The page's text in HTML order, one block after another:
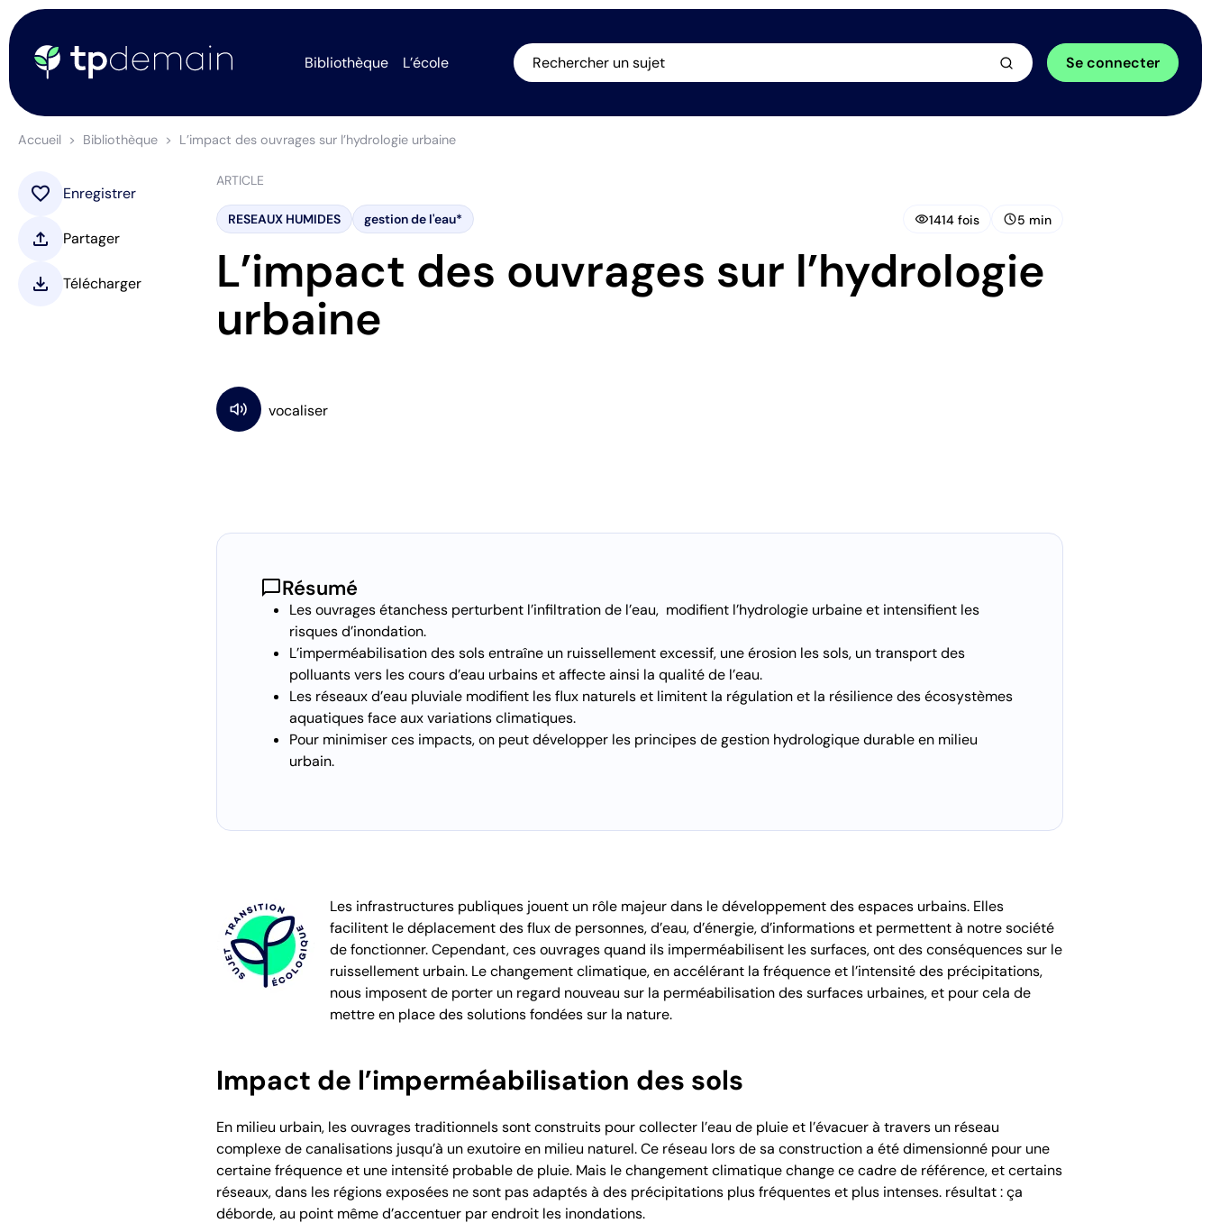
Bibliothèque L’école Rechercher un sujet Se connecter
Accueil Bibliothèque L’impact des ouvrages sur l’hydrologie urbaine
ARTICLE
RESEAUX HUMIDES gestion de l'eau* visibility1414 fois schedule5 min
L’impact des ouvrages sur l’hydrologie
urbaine
chat_bubbleRésumé
Les ouvrages étanchess perturbent l’infiltration de l’eau, modifient l’hydrologie urbaine et intensifient les
risques d’inondation.
L’imperméabilisation des sols entraîne un ruissellement excessif, une érosion les sols, un transport des
polluants vers les cours d’eau urbains et affecte ainsi la qualité de l’eau.
Les réseaux d’eau pluviale modifient les flux naturels et limitent la régulation et la résilience des écosystèmes
aquatiques face aux variations climatiques.
Pour minimiser ces impacts, on peut développer les principes de gestion hydrologique durable en milieu
urbain.
Les infrastructures publiques jouent un rôle majeur dans le développement des espaces urbains. Elles
facilitent le déplacement des flux de personnes, d’eau, d’énergie, d’informations et permettent à notre société
de fonctionner. Cependant, ces ouvrages quand ils imperméabilisent les surfaces, ont des conséquences sur le
ruissellement urbain. Le changement climatique, en accélérant la fréquence et l’intensité des précipitations,
nous imposent de porter un regard nouveau sur la perméabilisation des surfaces urbaines, et pour cela de
mettre en place des solutions fondées sur la nature.
Impact de l’imperméabilisation des sols
En milieu urbain, les ouvrages traditionnels sont construits pour collecter l’eau de pluie et l’évacuer à travers un réseau
complexe de canalisations jusqu’à un exutoire en milieu naturel. Ce réseau lors de sa construction a été dimensionné pour une
certaine fréquence et une intensité probable de pluie. Mais le changement climatique change ce cadre de référence, et certains
réseaux, dans les régions exposées ne sont pas adaptés à des précipitations plus fréquentes et plus intenses. résultat : ça
déborde, au point même d’accentuer par endroit les inondations.
favorite Enregistrer
upload Partager
download Télécharger
arrow_forward